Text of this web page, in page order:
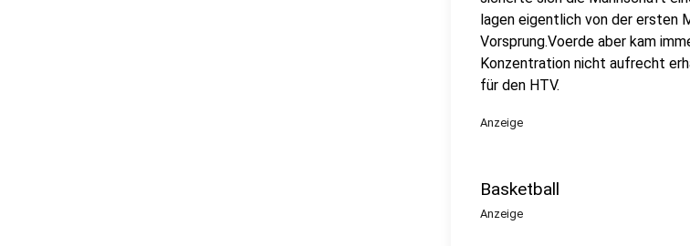
lagen eigentlich von der ersten
Vorsprung.Voerde aber kam
Konzentration nicht aufrecht
für den HTV.
Anzeige
Basketball
Anzeige